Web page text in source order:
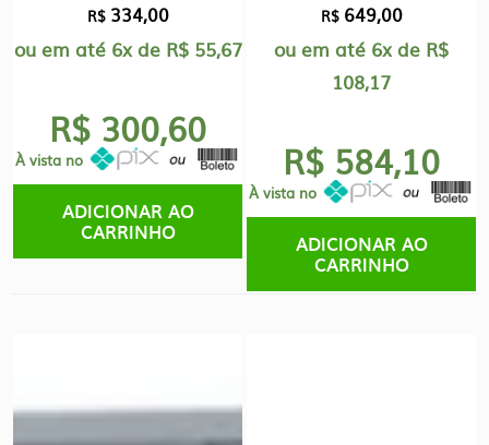
R$ 334,00
ou em até 6x de R$ 55,67
R$ 300,60
À vista no
ADICIONAR AO
CARRINHO
R$ 649,00
ou em até 6x de R$
108,17
R$ 584,10
À vista no
ADICIONAR AO
CARRINHO